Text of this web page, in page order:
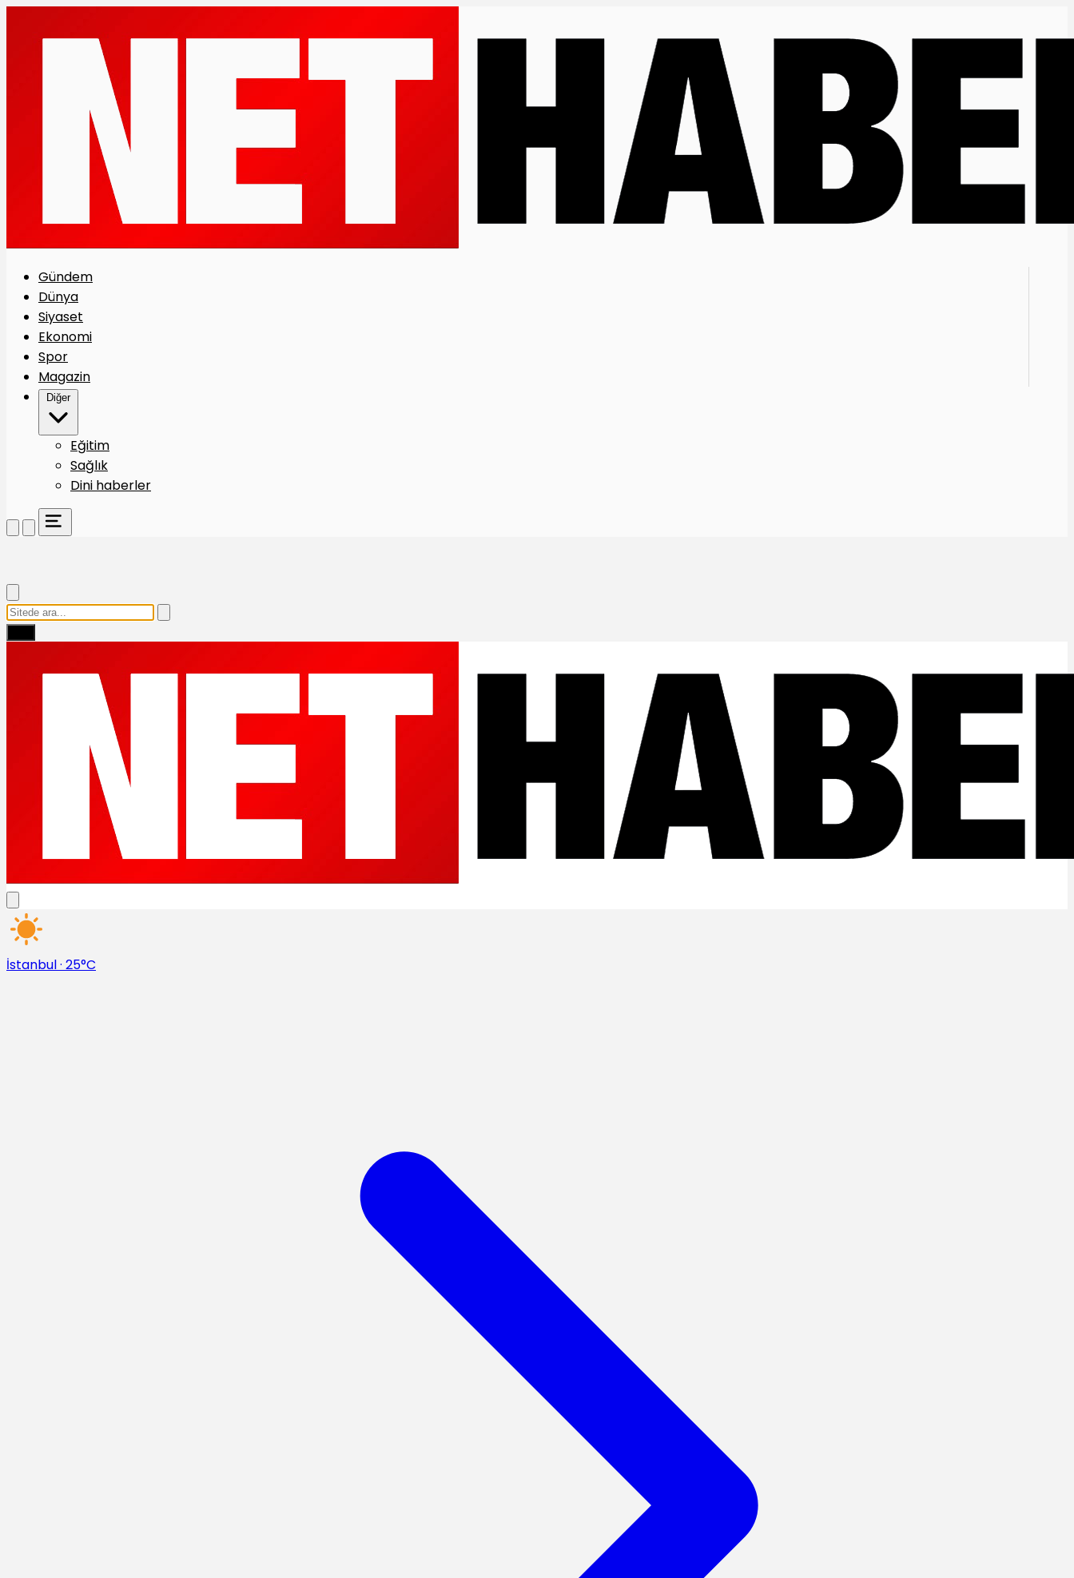
Gündem
Dünya
Siyaset
Ekonomi
Spor
Magazin
Diğer
Eğitim
Sağlık
Dini haberler
İstanbul· 25°C